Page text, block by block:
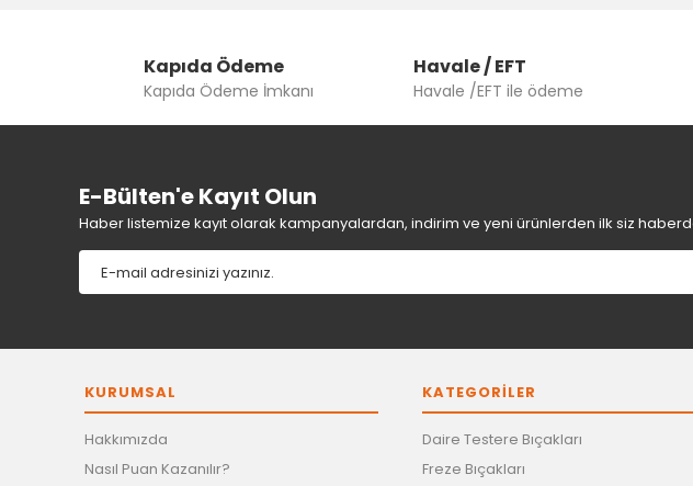
Ürün açıklamasında eksik bilgiler bulunuyor.
Ürün bilgilerinde hatalar bulunuyor.
Ürün fiyatı diğer sitelerden daha pahalı.
Kapıda Ödeme
Kapıda Ödeme İmkanı
Havale / EFT
Havale /EFT ile ödeme
E-Bülten'e Kayıt Olun
Haber listemize kayıt olarak kampanyalardan, indirim ve yeni ürünlerden ilk siz
KURUMSAL
Hakkımızda
Nasıl Puan Kazanılır?
KATEGORİLER
Daire Testere Bıçakları
Freze Bıçakları